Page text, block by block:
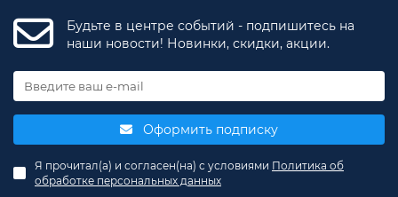
Будьте в центре событий - подпишитесь на
наши новости! Новинки, скидки, акции.
Оформить подписку
Я прочитал(а) и согласен(на) с условиями Политика об
обработке персональных данных